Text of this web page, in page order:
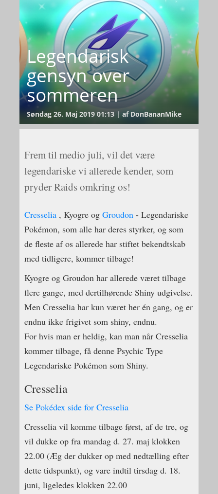
Legendarisk
gensyn over
sommeren
Søndag 26. Maj 2019 01:13 | af DonBananMike
Frem til medio juli, vil det være
legendariske vi allerede kender, som
pryder Raids omkring os!
Cresselia , Kyogre og Groudon - Legendariske
Pokémon, som alle har deres styrker, og som
de fleste af os allerede har stiftet bekendtskab
med tidligere, kommer tilbage!
Kyogre og Groudon har allerede været tilbage
flere gange, med dertilhørende Shiny udgivelse.
Men Cresselia har kun været her én gang, og er
endnu ikke frigivet som shiny, endnu.
For hvis man er heldig, kan man når Cresselia
kommer tilbage, få denne Psychic Type
Legendariske Pokémon som Shiny.
Cresselia
Se Pokédex side for Cresselia
Cresselia vil komme tilbage først, af de tre, og
vil dukke op fra mandag d. 27. maj klokken
22.00 (Æg der dukker op med nedtælling efter
dette tidspunkt), og vare indtil tirsdag d. 18.
juni, ligeledes klokken 22.00